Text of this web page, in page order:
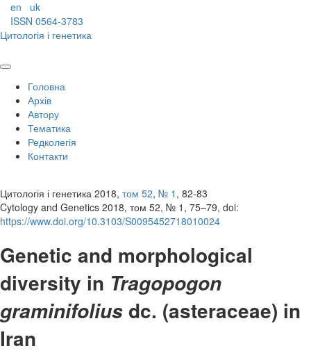
en
uk
ISSN 0564-3783
Цитологія і генетика
Головна
Архів
Автору
Тематика
Редколегія
Контакти
Цитологія і генетика 2018, том 52, № 1 , 82-83
Cytology and Genetics 2018, том 52, № 1, 75–79, doi:
https://www.doi.org/10.3103/S0095452718010024
Genetic and morphological
diversity in Tragopogon
graminifolius dc. (asteraceae) in
Iran